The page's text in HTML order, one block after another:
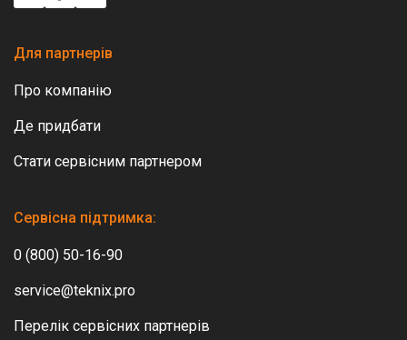
Для партнерів
Про компанію
Де придбати
Стати сервісним партнером
Сервісна підтримка:
0 (800) 50-16-90
service@teknix.pro
Перелік сервісних партнерів